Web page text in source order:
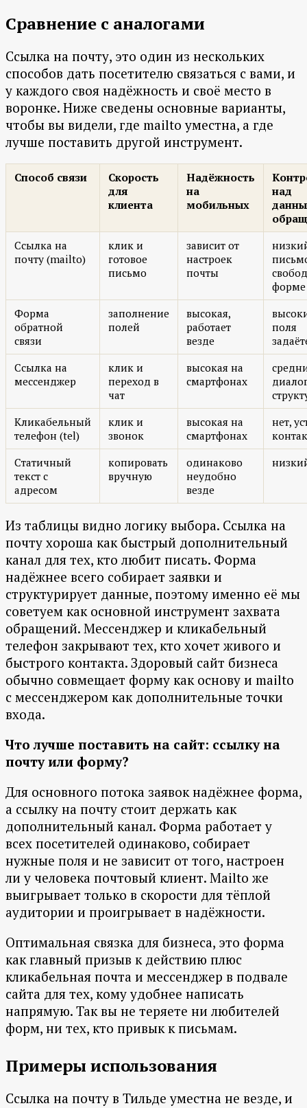
Сравнение с аналогами
Ссылка на почту, это один из нескольких
способов дать посетителю связаться с вами, и
у каждого своя надёжность и своё место в
воронке. Ниже сведены основные варианты,
чтобы вы видели, где mailto уместна, а где
лучше поставить другой инструмент.
Способ связи
Скорость
для
клиента
Надёжность
на
мобильных
над
Ссылка на
почту (mailto)
клик и
готовое
письмо
зависит от
настроек
почты
форме
Форма
обратной
связи
заполнение
полей
высокая,
работает
везде
поля
Ссылка на
мессенджер
клик и
переход в
чат
высокая на
смартфонах
Кликабельный
телефон (tel)
клик и
звонок
высокая на
смартфонах
нет,
Статичный
текст с
адресом
копировать
вручную
одинаково
неудобно
везде
Из таблицы видно логику выбора. Ссылка на
почту хороша как быстрый дополнительный
канал для тех, кто любит писать. Форма
надёжнее всего собирает заявки и
структурирует данные, поэтому именно её мы
советуем как основной инструмент захвата
обращений. Мессенджер и кликабельный
телефон закрывают тех, кто хочет живого и
быстрого контакта. Здоровый сайт бизнеса
обычно совмещает форму как основу и mailto
с мессенджером как дополнительные точки
входа.
Что лучше поставить на сайт: ссылку на
почту или форму?
Для основного потока заявок надёжнее форма,
а ссылку на почту стоит держать как
дополнительный канал. Форма работает у
всех посетителей одинаково, собирает
нужные поля и не зависит от того, настроен
ли у человека почтовый клиент. Mailto же
выигрывает только в скорости для тёплой
аудитории и проигрывает в надёжности.
Оптимальная связка для бизнеса, это форма
как главный призыв к действию плюс
кликабельная почта и мессенджер в подвале
сайта для тех, кому удобнее написать
напрямую. Так вы не теряете ни любителей
форм, ни тех, кто привык к письмам.
Примеры использования
Ссылка на почту в Тильде уместна не везде, и